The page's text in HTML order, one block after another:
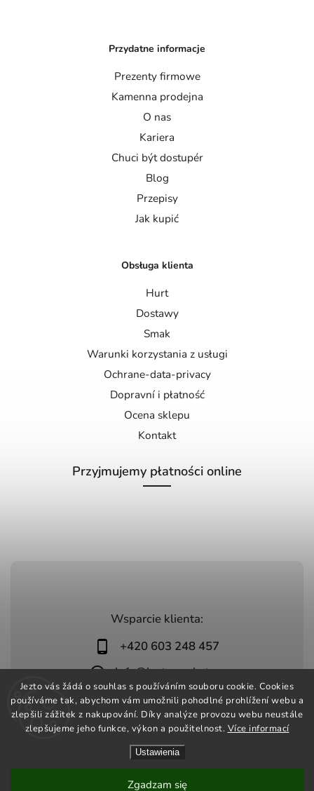
Jezto vás žádá o souhlas s používáním souboru cookie. Cookies
používáme tak, abychom vám umožnili pohodlné prohlížení webu a
zlepšili zážitek z nakupování. Díky analýze provozu webu neustále
zlepšujeme jeho funkce, výkon a použitelnost. Více informací
Ustawienia
Zgadzam się
Wsparcie klienta:
+420 603 248 457
info@jeztomarket.cz
Przydatne informacje
Prezenty firmowe
Kamenna prodejna
O nas
Kariera
Chuci být dostupér
Blog
Przepisy
Jak kupić
Obsługa klienta
Hurt
Dostawy
Smak
Warunki korzystania z usługi
Ochrane-data-privacy
Dopravní i płatność
Ocena sklepu
Kontakt
Przyjmujemy płatności online
Shoptet | Design